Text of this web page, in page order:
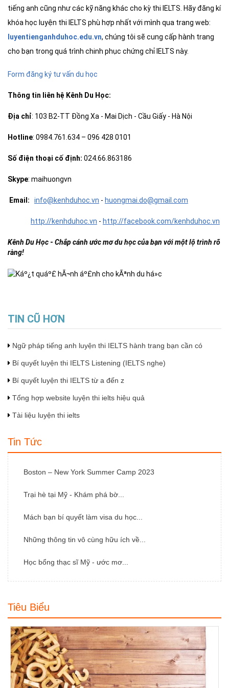
tiếng anh cũng như các kỹ năng khác cho kỳ thi IELTS. Hãy đăng kí
khóa học luyện thi IELTS phù hợp nhất với mình qua trang web:
luyentienganhduhoc.edu.vn, chúng tôi sẽ cung cấp hành trang
cho bạn trong quá trình chinh phục chứng chỉ IELTS này.
Form đăng ký tư vấn du học
Thông tin liên hệ Kênh Du Học:
Địa chỉ: 103 B2-TT Đồng Xa - Mai Dịch - Cầu Giấy - Hà Nội
Hotline: 0984.761.634 – 096 428 0101
Số điện thoại cố định: 024.66.863186
Skype: maihuongvn
Email: info@kenhduhoc.vn - huongmai .do@gmail.com
http://kenhduhoc.vn - http://facebook.com/kenhduhoc.vn
Kênh Du Học - Chắp cánh ước mơ du học của bạn với một lộ trình rõ
ràng!
TIN CŨ HƠN
Ngữ pháp tiếng anh luyện thi IELTS hành trang bạn cần có
Bí quyết luyện thi IELTS Listening (IELTS nghe)
Bí quyết luyện thi IELTS từ a đến z
Tổng hợp website luyện thi ielts hiệu quả
Tài liệu luyện thi ielts
Tin Tức
Boston – New York Summer Camp 2023
Trại hè tại Mỹ - Khám phá bờ...
Mách bạn bí quyết làm visa du học...
Những thông tin vô cùng hữu ích về...
Học bổng thạc sĩ Mỹ - ước mơ...
Tiêu Biểu